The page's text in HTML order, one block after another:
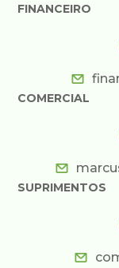
FINANCEIRO
COMERCIAL
SUPRIMENTOS